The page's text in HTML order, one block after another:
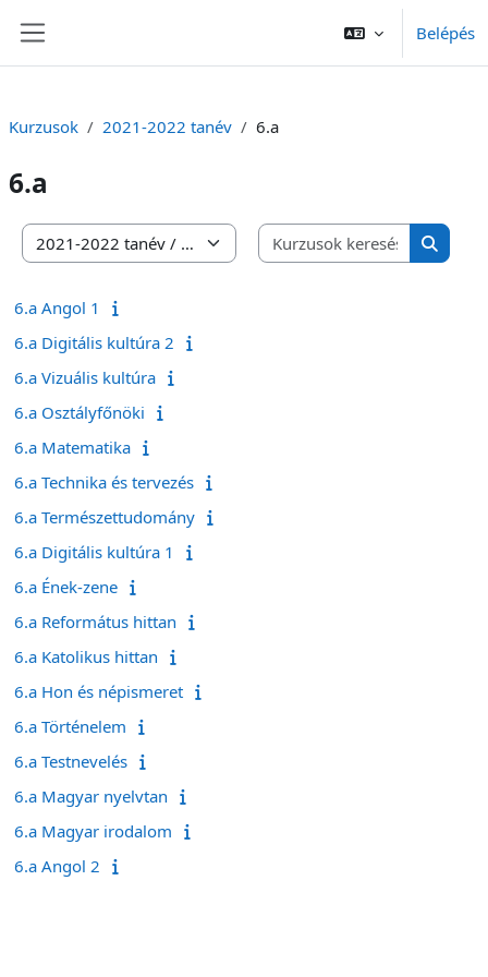
Belépés
Kurzusok 2021-2022 tanév 6.a
6.a
Kurzuskategóriák
6.a Angol 1
6.a Digitális kultúra 2
6.a Vizuális kultúra
6.a Osztályfőnöki
6.a Matematika
6.a Technika és tervezés
6.a Természettudomány
6.a Digitális kultúra 1
6.a Ének-zene
6.a Református hittan
6.a Katolikus hittan
6.a Hon és népismeret
6.a Történelem
6.a Testnevelés
6.a Magyar nyelvtan
6.a Magyar irodalom
6.a Angol 2